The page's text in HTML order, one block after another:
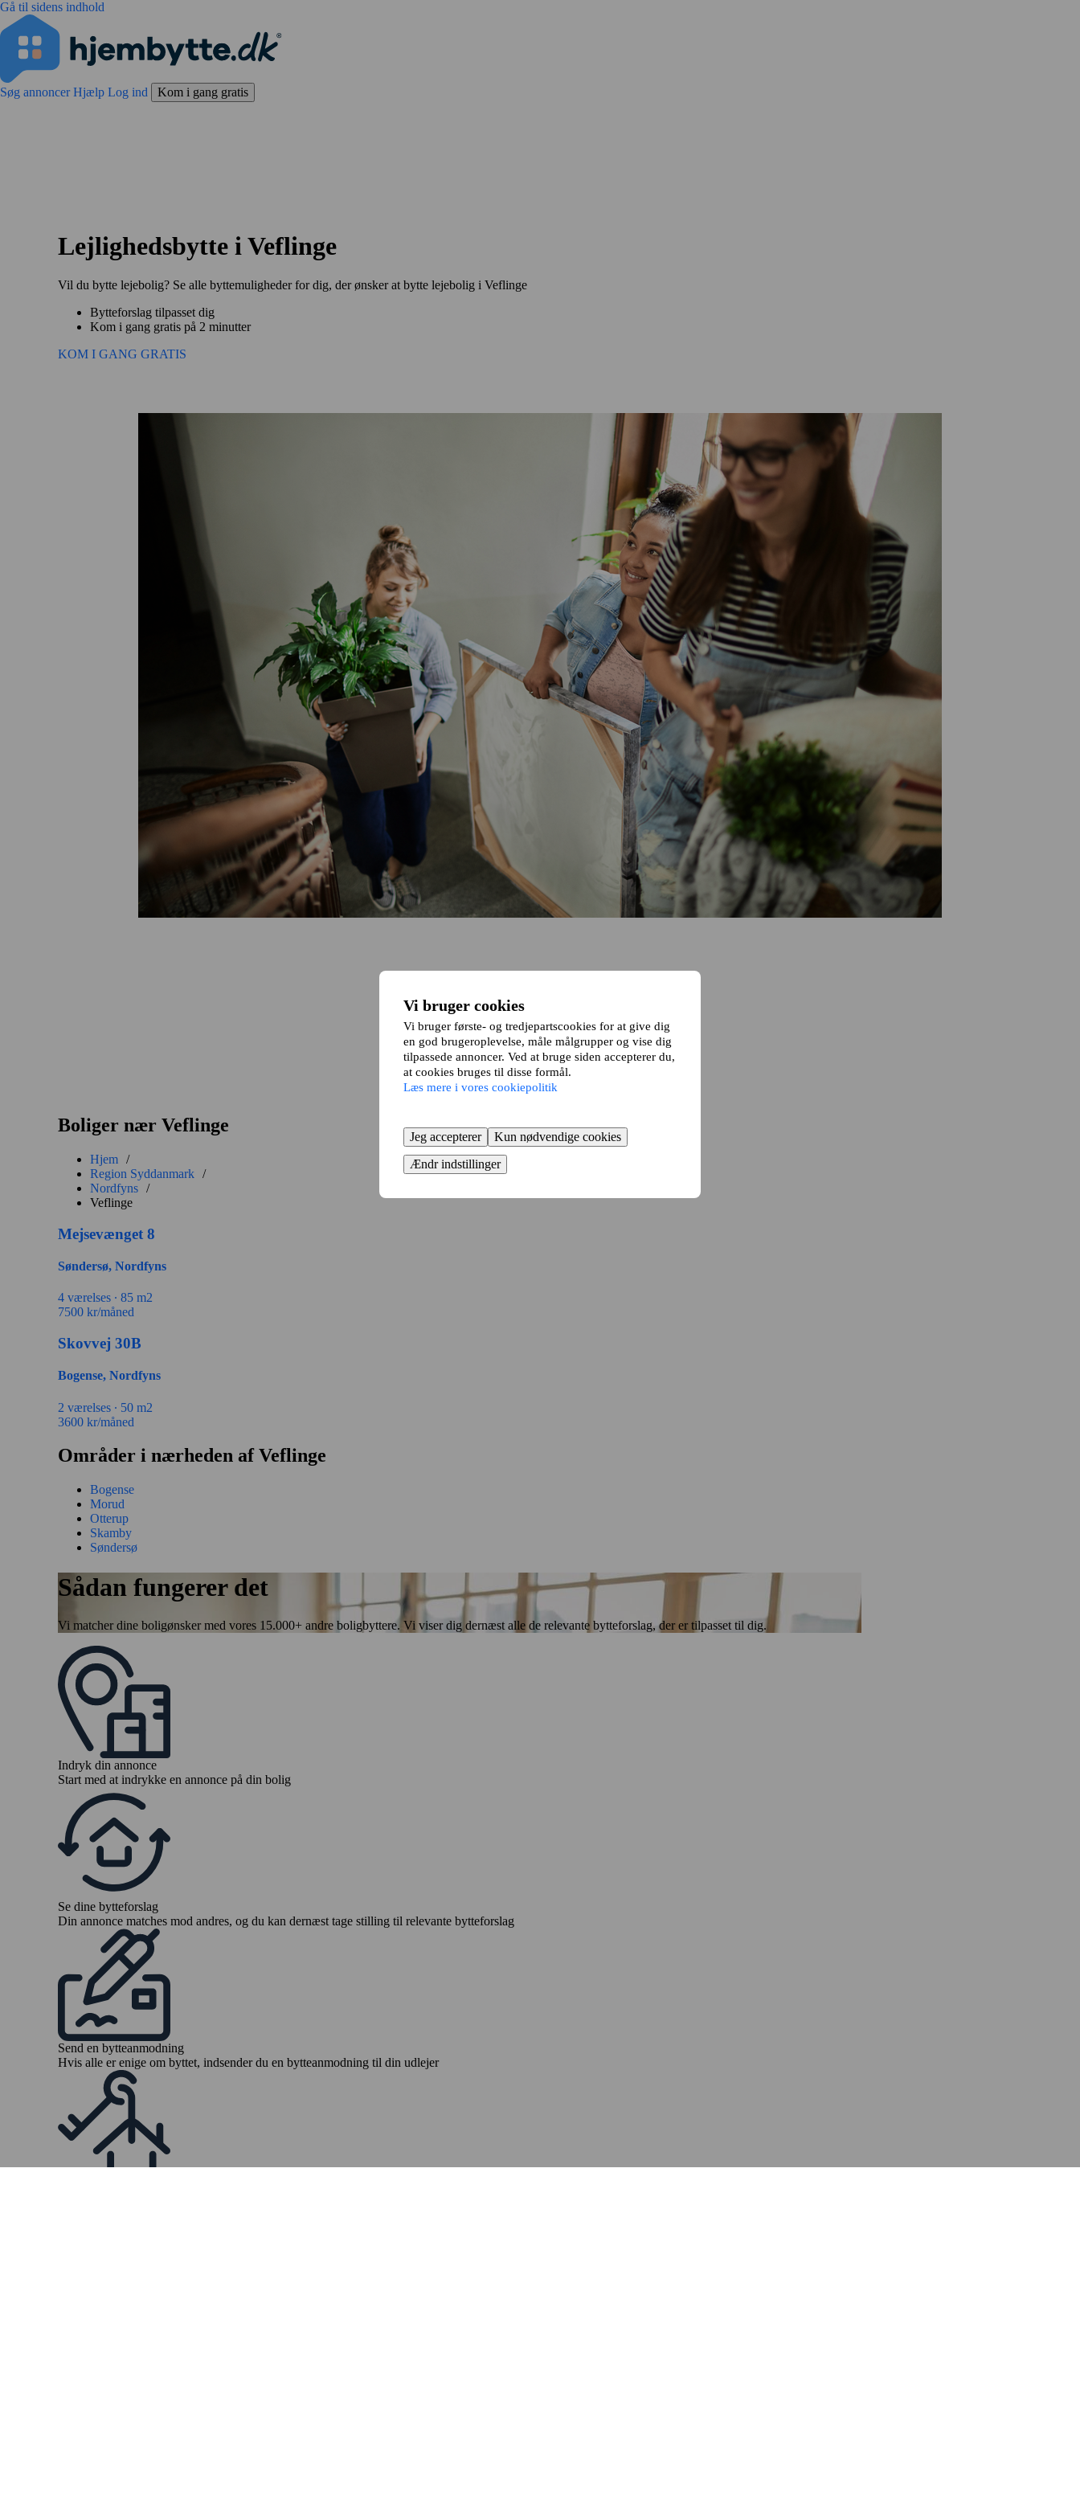
Gå til sidens indhold
Vi bruger cookies
Vi bruger første- og tredjepartscookies for at give dig
en god brugeroplevelse, måle målgrupper og vise dig
tilpassede annoncer. Ved at bruge siden accepterer du,
at cookies bruges til disse formål.
Læs mere i vores cookiepolitik
Jeg accepterer
Kun nødvendige cookies
Ændr indstillinger
Søg annoncerHjælp Log ind Kom i gang gratis
Lejlighedsbytte i Veflinge
Vil du bytte lejebolig? Se alle byttemuligheder for dig, der ønsker at bytte lejebolig i Veflinge
Bytteforslag tilpasset dig
Kom i gang gratis på 2 minutter
KOM I GANG GRATIS
Boliger nær Veflinge
Hjem /
Region Syddanmark /
Nordfyns /
Veflinge
Mejsevænget 8
Søndersø, Nordfyns
4 værelses ∙ 85 m2
7500 kr/måned
Skovvej 30B
Bogense, Nordfyns
2 værelses ∙ 50 m2
3600 kr/måned
Områder i nærheden af Veflinge
Bogense
Morud
Otterup
Skamby
Søndersø
Sådan fungerer det
Vi matcher dine boligønsker med vores 15.000+ andre boligbyttere. Vi viser dig dernæst alle de relevante bytteforslag, der er tilpasset til dig.
Indryk din annonce
Start med at indrykke en annonce på din bolig
Se dine bytteforslag
Din annonce matches mod andres, og du kan dernæst tage stilling til relevante bytteforslag
Send en bytteanmodning
Hvis alle er enige om byttet, indsender du en bytteanmodning til din udlejer